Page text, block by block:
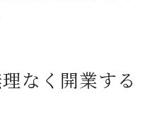
なく開業する